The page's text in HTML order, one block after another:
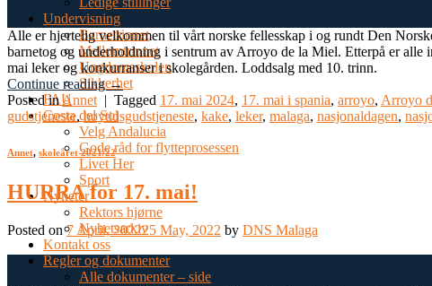
Undervisning
Barnetrinnet
Mellomtrinnet
Ungdomsskolen
Sikkerhet
FAU
Costa del Sol
Velg Andalucia
Gode råd for flytteprosessen
Livet Her
Sport
Nyheter
Rektors hjørne
Nyhetsarkiv
Kontakt oss
Regler og dokumenter
Alle dokumenter – side
Apr
Alle er hjertelig velkommen til vårt norske fellesskap i og rundt Den
barnetog og underholdning i sentrum av Arroyo de la Miel. Etterpå er
mai leker og konkurranser i skolegården. Loddsalg med 10. trinn.
Continue reading→
Posted inAnnet | Tagged 17. mai 2024, 17. mai i spania, arroyo, Arroyo
gudstjeneste,høytidsgudstjeneste, kake, leker, malaga, nasjonaldagen,
Annet, skoleåret 2021/22
HURRA for 17. mai!
Posted on7 April, 202225 May, 2022 by DNS Malaga